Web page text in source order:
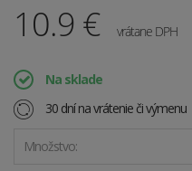
10.9 € vrátane DPH
Na sklade
30 dní na vrátenie či výmenu
Množstvo: